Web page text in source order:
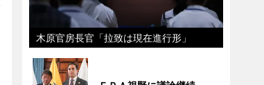
木原官房長官「拉致は現在進行形」